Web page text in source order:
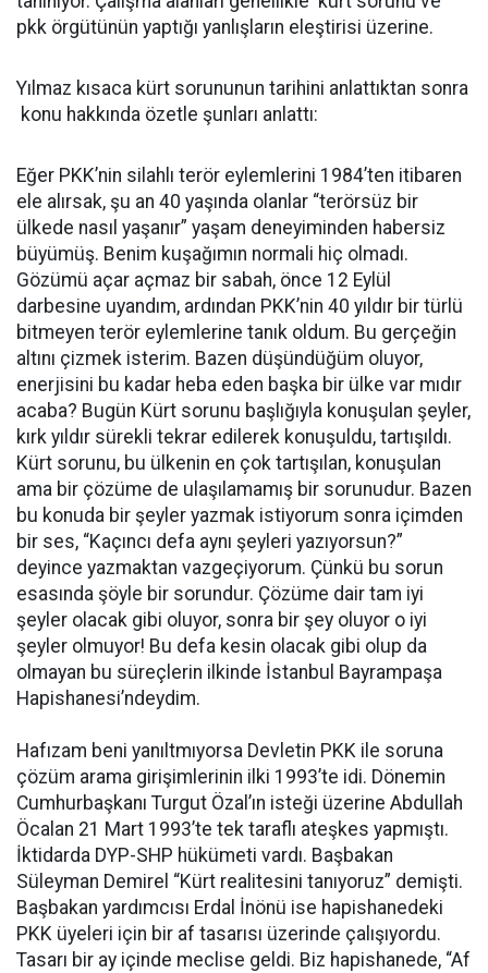
pkk örgütünün yaptığı yanlışların eleştirisi üzerine.
Yılmaz kısaca kürt sorununun tarihini anlattıktan sonra
konu hakkında özetle şunları anlattı:
Eğer PKK’nin silahlı terör eylemlerini 1984’ten itibaren
ele alırsak, şu an 40 yaşında olanlar “terörsüz bir
ülkede nasıl yaşanır” yaşam deneyiminden habersiz
büyümüş. Benim kuşağımın normali hiç olmadı.
Gözümü açar açmaz bir sabah, önce 12 Eylül
darbesine uyandım, ardından PKK’nin 40 yıldır bir türlü
bitmeyen terör eylemlerine tanık oldum. Bu gerçeğin
altını çizmek isterim. Bazen düşündüğüm oluyor,
enerjisini bu kadar heba eden başka bir ülke var mıdır
acaba? Bugün Kürt sorunu başlığıyla konuşulan şeyler,
kırk yıldır sürekli tekrar edilerek konuşuldu, tartışıldı.
Kürt sorunu, bu ülkenin en çok tartışılan, konuşulan
ama bir çözüme de ulaşılamamış bir sorunudur. Bazen
bu konuda bir şeyler yazmak istiyorum sonra içimden
bir ses, “Kaçıncı defa aynı şeyleri yazıyorsun?”
deyince yazmaktan vazgeçiyorum. Çünkü bu sorun
esasında şöyle bir sorundur. Çözüme dair tam iyi
şeyler olacak gibi oluyor, sonra bir şey oluyor o iyi
şeyler olmuyor! Bu defa kesin olacak gibi olup da
olmayan bu süreçlerin ilkinde İstanbul Bayrampaşa
Hapishanesi’ndeydim.
Hafızam beni yanıltmıyorsa Devletin PKK ile soruna
çözüm arama girişimlerinin ilki 1993’te idi. Dönemin
Cumhurbaşkanı Turgut Özal’ın isteği üzerine Abdullah
Öcalan 21 Mart 1993’te tek taraflı ateşkes yapmıştı.
İktidarda DYP-SHP hükümeti vardı. Başbakan
Süleyman Demirel “Kürt realitesini tanıyoruz” demişti.
Başbakan yardımcısı Erdal İnönü ise hapishanedeki
PKK üyeleri için bir af tasarısı üzerinde çalışıyordu.
Tasarı bir ay içinde meclise geldi. Biz hapishanede, “Af